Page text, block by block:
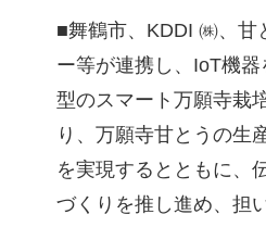
■舞鶴市、KDDI ㈱、甘
ー等が連携し、IoT機
型のスマート万願寺栽
り、万願寺甘とうの生
を実現するとともに、
づくりを推し進め、担